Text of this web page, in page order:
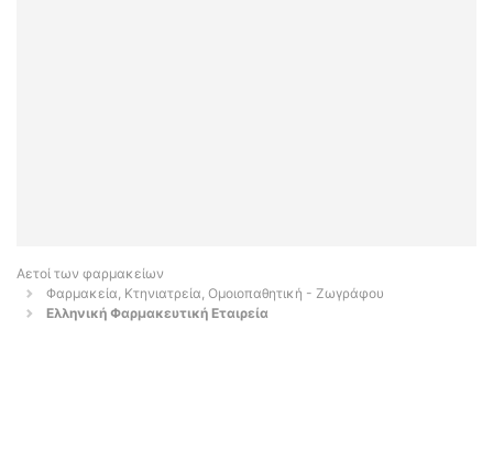
Αετοί των φαρμακείων
Φαρμακεία, Κτηνιατρεία, Ομοιοπαθητική - Ζωγράφου
Ελληνική Φαρμακευτική Εταιρεία